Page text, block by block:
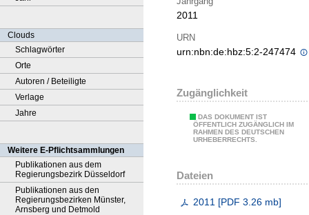
Clouds
Schlagwörter
Orte
Autoren / Beteiligte
Verlage
Jahre
Weitere E-Pflichtsammlungen
Publikationen aus dem
Regierungsbezirk Düsseldorf
Publikationen aus den
Regierungsbezirken Münster,
Arnsberg und Detmold
2011
URN
urn:nbn:de:hbz:5:2-247474
Zugänglichkeit
DAS DOKUMENT IST
ÖFFENTLICH ZUGÄNGLICH IM
RAHMEN DES DEUTSCHEN
URHEBERRECHTS.
Dateien
2011 [PDF 3.26 mb]